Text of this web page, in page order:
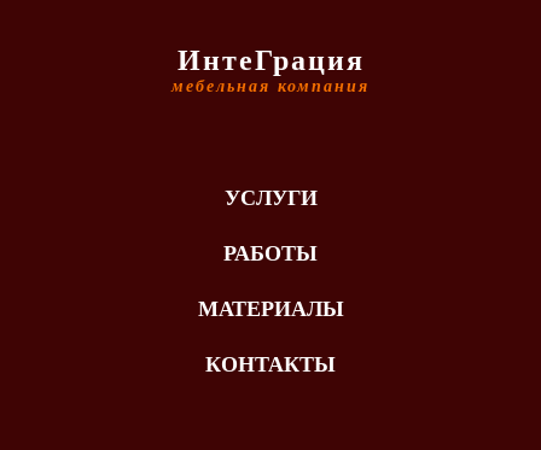
ИнтеГрация
мебельная компания
УСЛУГИ
РАБОТЫ
МАТЕРИАЛЫ
КОНТАКТЫ